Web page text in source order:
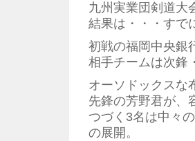
九州実業団剣道大
結果は・・・すで
初戦の福岡中央銀
相手チームは次鋒
オーソドックスな
先鋒の芳野君が、
つづく3名は中々
の展開。